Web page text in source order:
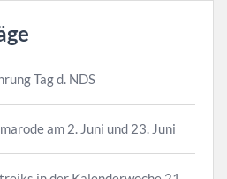
Tag d. NDS
am 2. Juni und 23. Juni